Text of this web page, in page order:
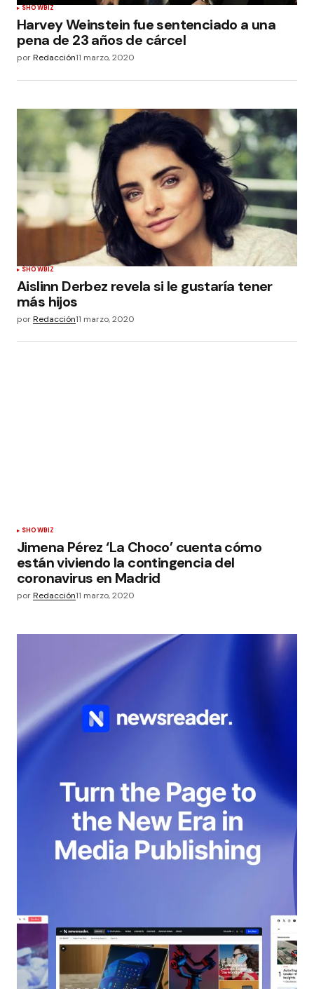
SHOWBIZ
Harvey Weinstein fue sentenciado a una
pena de 23 años de cárcel
porRedacción11 marzo, 2020
SHOWBIZ
Aislinn Derbez revela si le gustaría tener
más hijos
porRedacción11 marzo, 2020
SHOWBIZ
Jimena Pérez ‘La Choco’ cuenta cómo
están viviendo la contingencia del
coronavirus en Madrid
porRedacción11 marzo, 2020